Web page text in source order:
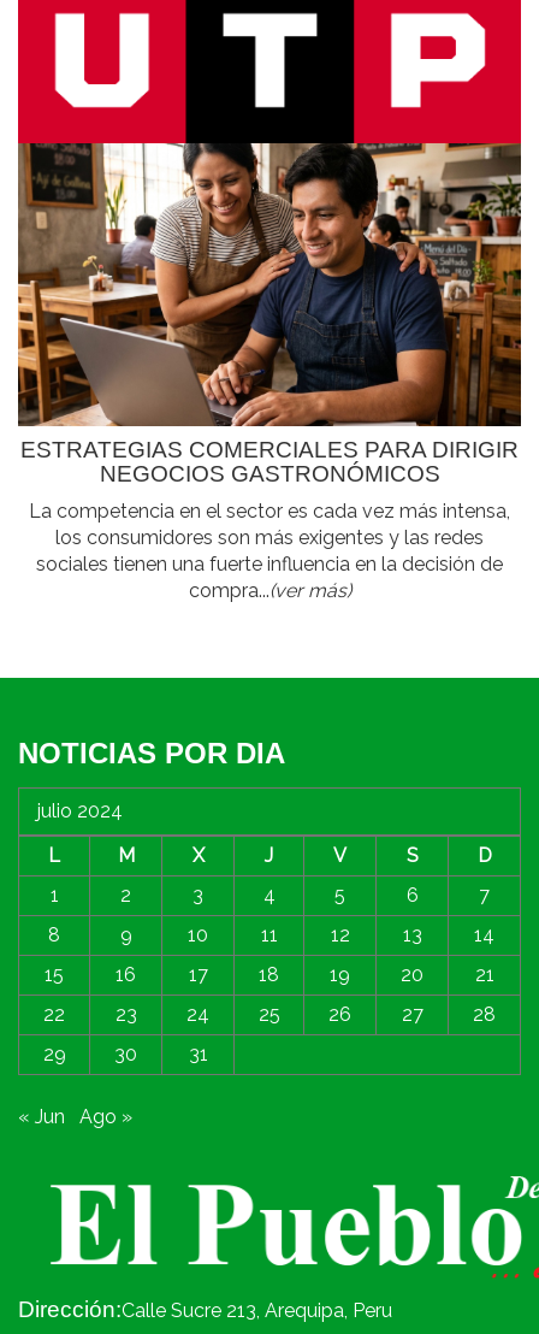
ESTRATEGIAS COMERCIALES PARA DIRIGIR
NEGOCIOS GASTRONÓMICOS
La competencia en el sector es cada vez más intensa,
los consumidores son más exigentes y las redes
sociales tienen una fuerte influencia en la decisión de
compra...(ver más)
NOTICIAS POR DIA
julio 2024
L
M X J V S
D
1
2 3 4 5 6
7
8
9 10 11 12 13
14
15
16 17 18 19 20
21
22
23 24 25 26 27
28
29
30 31
« Jun Ago »
Dirección:Calle Sucre 213, Arequipa, Peru